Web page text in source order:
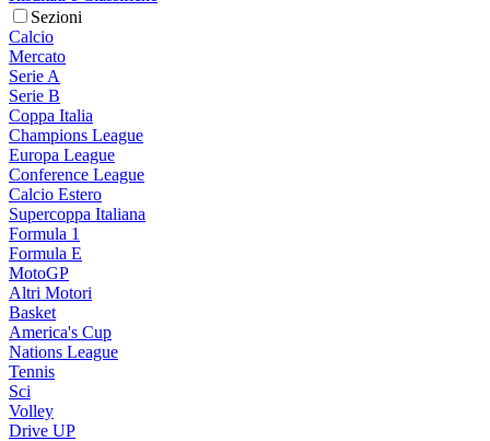
Sezioni
Calcio
Mercato
Serie A
Serie B
Coppa Italia
Champions League
Europa League
Conference League
Calcio Estero
Supercoppa Italiana
Formula 1
Formula E
MotoGP
Altri Motori
Basket
America's Cup
Nations League
Tennis
Sci
Volley
Drive UP